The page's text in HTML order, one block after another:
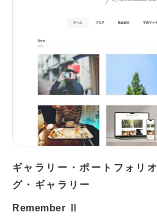
ギャラリー・ポートフォリオ
グ・ギャラリー
Remember Ⅱ